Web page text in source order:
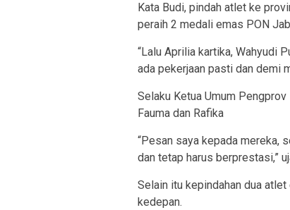
Kata Budi, pindah atlet ke
peraih 2 medali emas PON
“Lalu Aprilia kartika, Wahyudi
ada pekerjaan pasti dan demi
Selaku Ketua Umum
Fauma dan Rafika
“Pesan saya kepada mereka,
dan tetap harus berprestasi,”
Selain itu kepindahan dua
kedepan.